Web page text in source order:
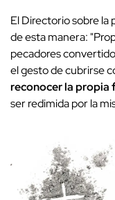
El Directorio sobre la
de esta manera:
pecadores
el gesto de cubrirse
reconocer la propia
ser redimida por la